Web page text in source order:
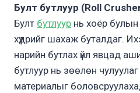
Булт бутлуур (Roll
Булт бутлуур нь хоёр
хүдрийг шахаж буталдаг.
нарийн бутлах үйл явцад
бутлуур нь зөөлөн
материалыг